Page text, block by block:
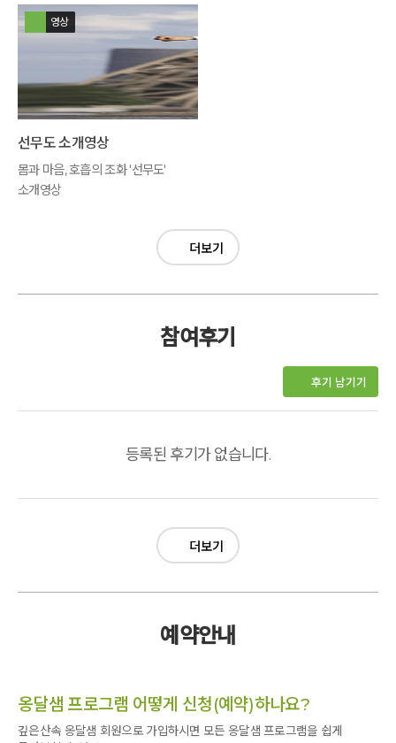
영상
선무도 소개영상
몸과 마음, 호흡의 조화 '선무도'
소개영상
더보기
참여후기
후기 남기기
등록된 후기가 없습니다.
더보기
예약안내
옹달샘 프로그램 어떻게 신청(예약)하나요?
깊은산속 옹달샘 회원으로 가입하시면 모든 옹달샘 프로그램을 쉽게